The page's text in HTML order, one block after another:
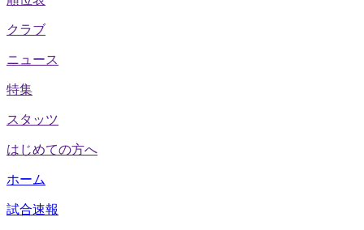
クラブ
ニュース
特集
スタッツ
はじめての方へ
ホーム
試合速報